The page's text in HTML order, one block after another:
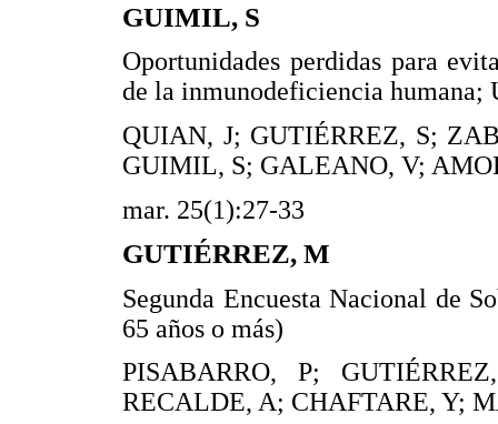
GUIMIL, S
Oportunidades perdidas para
de la inmunodeficiencia humana;
QUIAN, J; GUTIÉRREZ, S;
GUIMIL, S; GALEANO, V;
mar. 25(1):27-33
GUTIÉRREZ, M
Segunda Encuesta Nacional de
65 años o más)
PISABARRO, P;
RECALDE, A; CHAFTARE, Y;